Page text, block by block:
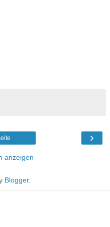
›
anzeigen
Blogger.